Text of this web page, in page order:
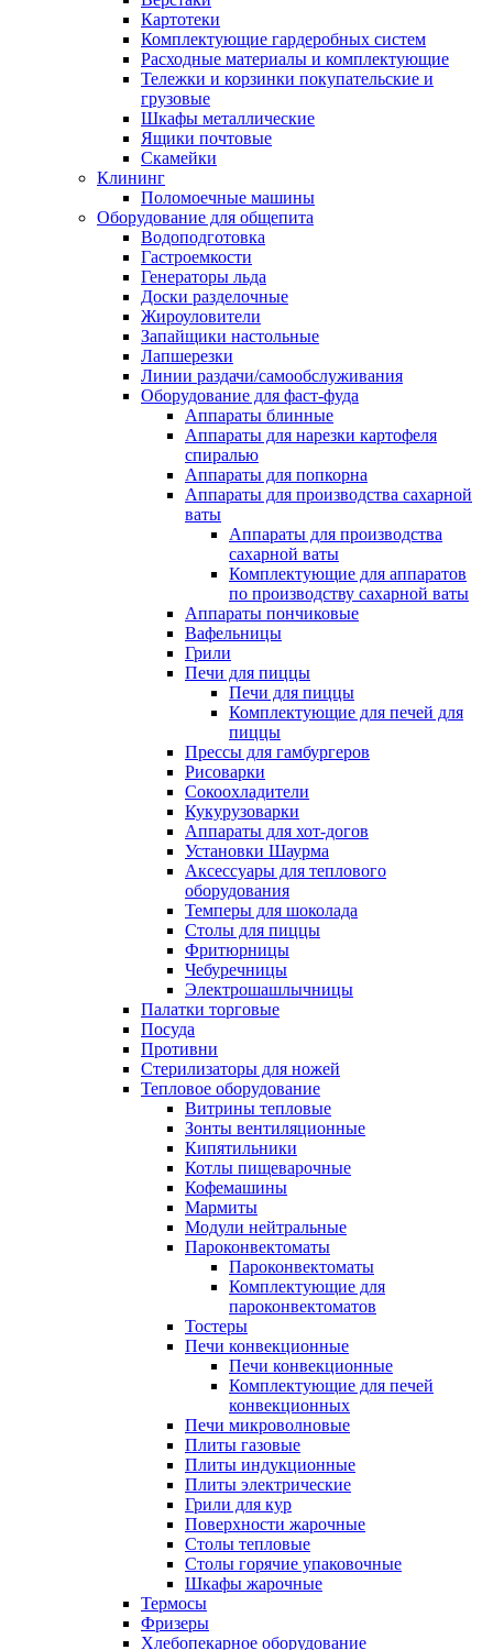
Картотеки
Комплектующие гардеробных систем
Расходные материалы и комплектующие
Тележки и корзинки покупательские и
грузовые
Шкафы металлические
Ящики почтовые
Скамейки
Клининг
Поломоечные машины
Оборудование для общепита
Водоподготовка
Гастроемкости
Генераторы льда
Доски разделочные
Жироуловители
Запайщики настольные
Лапшерезки
Линии раздачи/самообслуживания
Оборудование для фаст-фуда
Аппараты блинные
Аппараты для нарезки картофеля
спиралью
Аппараты для попкорна
Аппараты для производства сахарной
ваты
Аппараты для производства
сахарной ваты
Комплектующие для аппаратов
по производству сахарной ваты
Аппараты пончиковые
Вафельницы
Грили
Печи для пиццы
Печи для пиццы
Комплектующие для печей для
пиццы
Прессы для гамбургеров
Рисоварки
Сокоохладители
Кукурузоварки
Аппараты для хот-догов
Установки Шаурма
Аксессуары для теплового
оборудования
Темперы для шоколада
Столы для пиццы
Фритюрницы
Чебуречницы
Электрошашлычницы
Палатки торговые
Посуда
Противни
Стерилизаторы для ножей
Тепловое оборудование
Витрины тепловые
Зонты вентиляционные
Кипятильники
Котлы пищеварочные
Кофемашины
Мармиты
Модули нейтральные
Пароконвектоматы
Пароконвектоматы
Комплектующие для
пароконвектоматов
Тостеры
Печи конвекционные
Печи конвекционные
Комплектующие для печей
конвекционных
Печи микроволновые
Плиты газовые
Плиты индукционные
Плиты электрические
Грили для кур
Поверхности жарочные
Столы тепловые
Столы горячие упаковочные
Шкафы жарочные
Термосы
Фризеры
Хлебопекарное оборудование